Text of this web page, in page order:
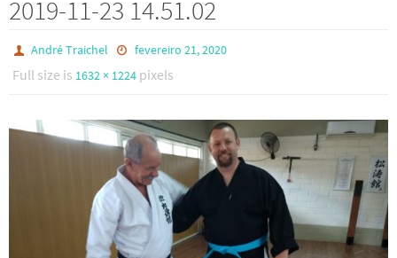
2019-11-23 14.51.02
André Traichel fevereiro 21, 2020
Full size is 1632 × 1224 pixels